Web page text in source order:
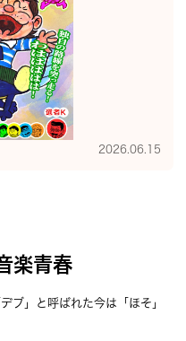
2026.06.15
楽青春
ブ」と呼ばれた今は「ほそ」